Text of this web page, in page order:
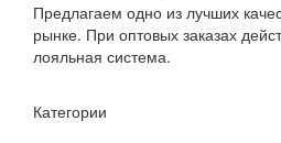
Предлагаем одно из лучших
рынке. При оптовых заказах
лояльная система.
Категории